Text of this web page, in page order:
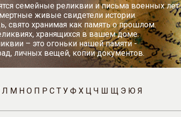
семейные реликвии и письма военных лет.
живые свидетели истории.
свято хранимая как память о прошлом.
хранящихся в вашем доме.
– это огоньки нашей памяти -
личных вещей, копии документов.
Л М Н О П Р С Т У Ф Х Ц Ч Ш Щ Э Ю Я